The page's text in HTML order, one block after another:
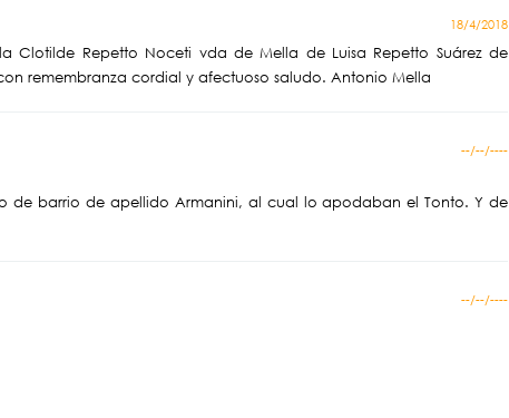
18/4/2018
Clotilde Repetto Noceti vda de Mella de Luisa Repetto Suárez de
remembranza cordial y afectuoso saludo. Antonio Mella
--/--/----
de barrio de apellido Armanini, al cual lo apodaban el Tonto. Y de
--/--/----